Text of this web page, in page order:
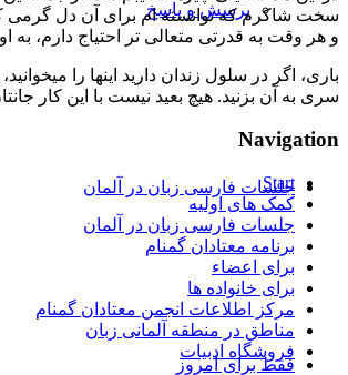
پرسش و پاسخ
جلسات فارسی زبان در آلمان
فقط برای امروز
سخت شاكرم كه توانسته ام برای آن دل گرمی
و هر وقت به قدرتی متعالی تر احتياج دارم، به
سری به آن بزنيد. هيچ بعيد نيست با اين كار
Navigation
Start
کمک های اولیه
جلسات فارسی زبان در آلمان
برنامه معتادان گمنام
برای اعضاء
برای خانواده ها
مرکز اطلاعات انجمن معتادان گمنام
مناطق در منطقه آلمانی زبان
فروشگاه ادبیات